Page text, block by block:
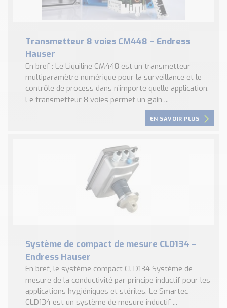
Transmetteur 8 voies CM448 – Endress
Hauser
En bref : Le Liquiline CM448 est un transmetteur
multiparamètre numérique pour la surveillance et le
contrôle de process dans n’importe quelle application.
Le transmetteur 8 voies permet un gain ...
EN SAVOIR PLUS
Système de compact de mesure CLD134 –
Endress Hauser
En bref, le système compact CLD134 Système de
mesure de la conductivité par principe inductif pour les
applications hygiéniques et stériles. Le Smartec
CLD134 est un système de mesure inductif ...